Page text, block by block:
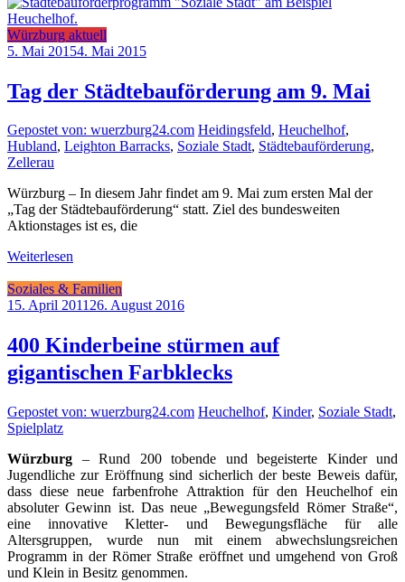
Würzburg aktuell
5. Mai 20154. Mai 2015
Tag der Städtebauförderung am 9. Mai
Gepostet von: wuerzburg24.com Heidingsfeld, Heuchelhof,
Hubland, Leighton Barracks, Soziale Stadt, Städtebauförderung,
Zellerau
Würzburg – In diesem Jahr findet am 9. Mai zum ersten Mal der
„Tag der Städtebauförderung“ statt. Ziel des bundesweiten
Aktionstages ist es, die
Weiterlesen
Soziales & Familien
15. April 201126. August 2016
400 Kinderbeine stürmen auf
gigantischen Farbklecks
Gepostet von: wuerzburg24.com Heuchelhof, Kinder, Soziale Stadt,
Spielplatz
Würzburg – Rund 200 tobende und begeisterte Kinder und
Jugendliche zur Eröffnung sind sicherlich der beste Beweis dafür,
dass diese neue farbenfrohe Attraktion für den Heuchelhof ein
absoluter Gewinn ist. Das neue „Bewegungsfeld Römer Straße“,
eine innovative Kletter- und Bewegungsfläche für alle
Altersgruppen, wurde nun mit einem abwechslungsreichen
Programm in der Römer Straße eröffnet und umgehend von Groß
und Klein in Besitz genommen.